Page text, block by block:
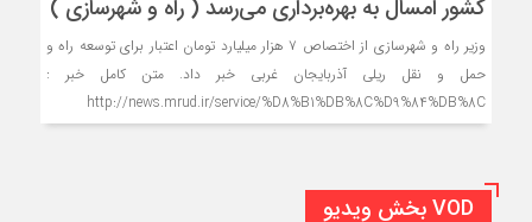
کشور امسال به بهره‌برداری می‌رسد ( راه و شهرسازی )
وزیر راه و شهرسازی از اختصاص ۷ هزار میلیارد تومان اعتبار برای توسعه راه و
حمل و نقل ریلی آذربایجان غربی خبر داد. متن کامل خبر :
http://news.mrud.ir/service/%D8%B1%DB%8C%D9%84%DB%8C
VOD بخش ویدیو